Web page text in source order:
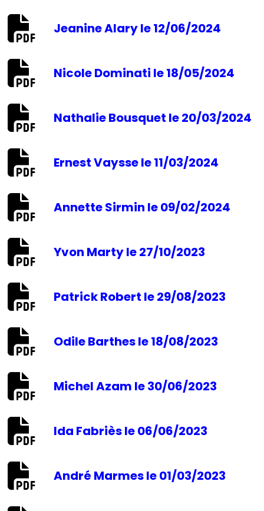
Jeanine Alary le 12/06/2024
Nicole Dominati le 18/05/2024
Nathalie Bousquet le 20/03/2024
Ernest Vaysse le 11/03/2024
Annette Sirmin le 09/02/2024
Yvon Marty le 27/10/2023
Patrick Robert le 29/08/2023
Odile Barthes le 18/08/2023
Michel Azam le 30/06/2023
Ida Fabriès le 06/06/2023
André Marmes le 01/03/2023